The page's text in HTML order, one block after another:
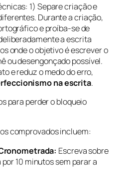
1) Separe criação e
Durante a criação,
e proíba-se de
a escrita
onde o objetivo é escrever o
ou desengonçado possível.
e reduz o medo do erro,
na escrita.
para perder o bloqueio
comprovados incluem:
Escreva sobre
10 minutos sem parar a